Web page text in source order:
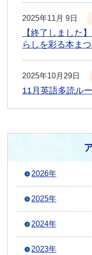
2025年11月 9日
【終了しました
らしを彩る本ま
2025年10月29日
11月英語多読ル
2026年
2025年
2024年
2023年